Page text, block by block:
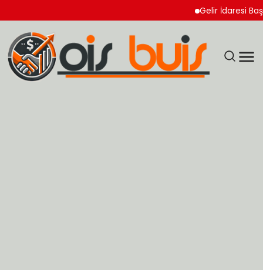
Gelir İdaresi